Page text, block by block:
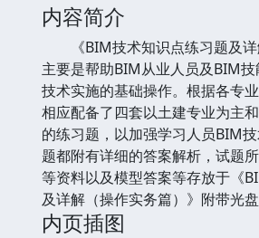
内容简介
《BIM技术知识点练习题及详
主要是帮助BIM从业人员及BIM
技术实施的基础操作。根据各专
相应配备了四套以土建专业为主
的练习题，以加强学习人员BIM
题都附有详细的答案解析，试题
等资料以及模型答案等存放于《
及详解（操作实务篇）》附带光盘
内页插图